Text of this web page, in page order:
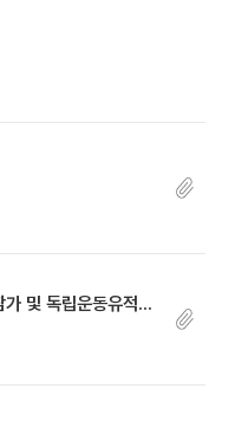
[경상북도] 중국 닝샤국제청년캠프 참가 및 독립운동유적지 탐방 참자가 모집 안내